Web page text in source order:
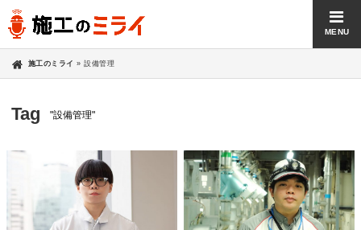
MENU
施工のミライ »設備管理
Tag "設備管理"